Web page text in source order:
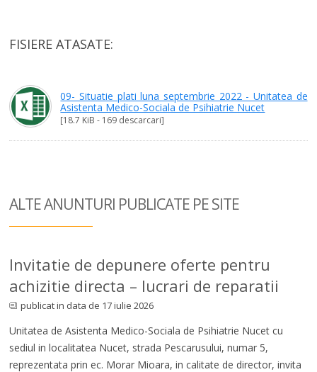
FISIERE ATASATE:
09- Situatie plati luna septembrie 2022 - Unitatea de
Asistenta Medico-Sociala de Psihiatrie Nucet
[18.7 KiB - 169 descarcari]
ALTE ANUNTURI PUBLICATE PE SITE
Invitatie de depunere oferte pentru
achizitie directa – lucrari de reparatii
publicat in data de 17 iulie 2026
Unitatea de Asistenta Medico-Sociala de Psihiatrie Nucet cu
sediul in localitatea Nucet, strada Pescarusului, numar 5,
reprezentata prin ec. Morar Mioara, in calitate de director, invita